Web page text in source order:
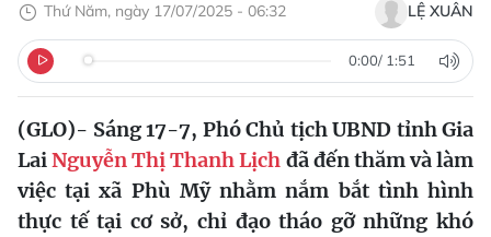
Thứ Năm, ngày 17/07/2025 - 06:32 LỆ XUÂN
0:00/ 1:51
(GLO)- Sáng 17-7, Phó Chủ tịch UBND tỉnh Gia
LaiNguyễn Thị Thanh Lịch đã đến thăm và làm
việc tại xã Phù Mỹ nhằm nắm bắt tình hình
thực tế tại cơ sở, chỉ đạo tháo gỡ những khó